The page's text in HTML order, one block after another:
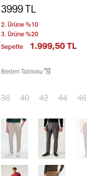
3999TL
2. Ürüne %10
3. Ürüne %20
Sepette
1.999,50 TL
Beden Tablosu
38 40 42 44 46